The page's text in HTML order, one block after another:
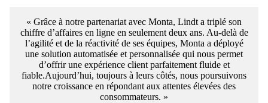
« Grâce à notre partenariat avec Monta, Lindt a triplé son
chiffre d’affaires en ligne en seulement deux ans. Au-delà de
l’agilité et de la réactivité de ses équipes, Monta a déployé
une solution automatisée et personnalisée qui nous permet
d’offrir une expérience client parfaitement fluide et
fiable.Aujourd’hui, toujours à leurs côtés, nous poursuivons
notre croissance en répondant aux attentes élevées des
consommateurs. »